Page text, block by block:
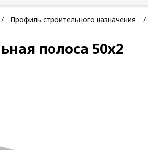
Профиль строительного назначения
полоса 50х2